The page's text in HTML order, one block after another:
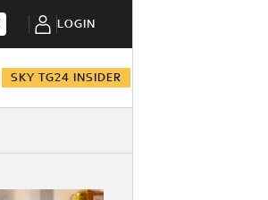
LOGIN
SKY TG24 INSIDER